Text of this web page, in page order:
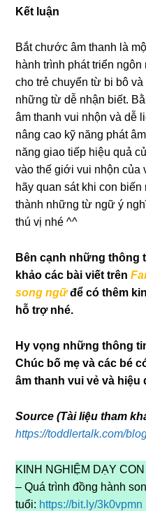
Kết luận
Bắt chước âm thanh là
hành trình phát triển
cho trẻ chuyển từ bi bô
những từ dễ nhận biết.
âm thanh vui nhộn và dễ
nâng cao kỹ năng phát
năng giao tiếp hiệu quả
vào thế giới vui nhộn của
hãy quan sát khi con
thành những từ ngữ ý
thú vị nhé ^^
Bên cạnh những thông
khảo các bài viết trên
song ngữđể có thêm
hỗ trợ nhé.
Hy vọng những thông
Chúc bố mẹ và các bé
âm thanh vui vẻ và hiệu
Source (Tài liệu tham
https://toddlertalk.com/
KINH NGHIỆM DẠY
– Quá trình đồng hành
tuổi: https://bit.ly/3k0vpmn